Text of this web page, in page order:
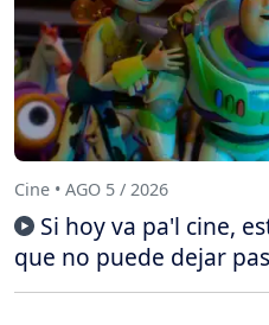
Cine • AGO 5 / 2026
Si hoy va pa'l cine,
que no puede dejar